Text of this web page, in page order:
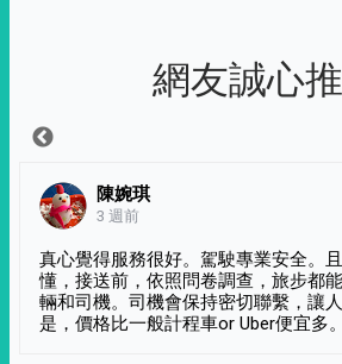
網友誠心
陳婉琪
3 週前
真心覺得服務很好。駕駛專業安全。
懂，接送前，依照問卷調查，旅步都
輛和司機。司機會保持密切聯繫，讓
是，價格比一般計程車or Uber便宜多